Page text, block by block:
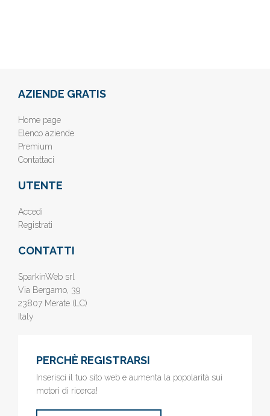
AZIENDE GRATIS
Home page
Elenco aziende
Premium
Contattaci
UTENTE
Accedi
Registrati
CONTATTI
SparkinWeb srl
Via Bergamo, 39
23807 Merate (LC)
Italy
PERCHÈ REGISTRARSI
Inserisci il tuo sito web e aumenta la popolarità sui
motori di ricerca!